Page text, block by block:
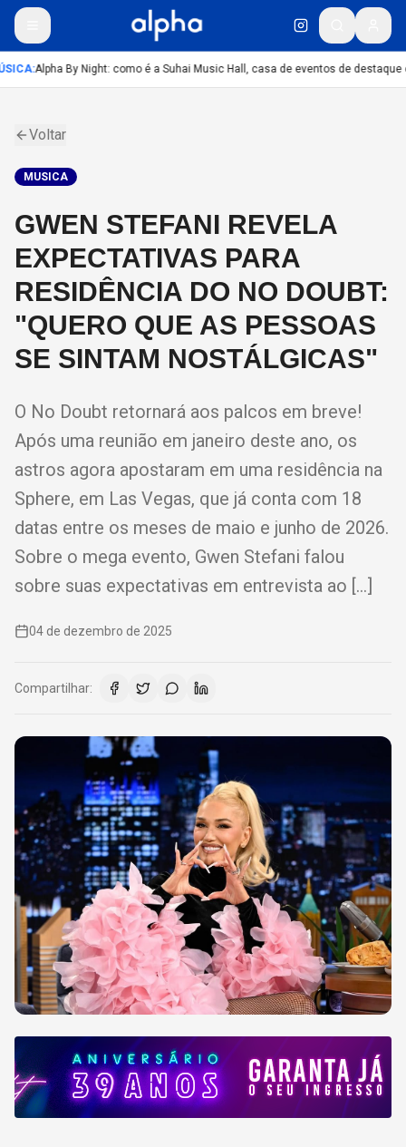
:Alpha By Night: como é a Suhai Music Hall, casa de eventos de destaque
Voltar
MUSICA
GWEN STEFANI REVELA
EXPECTATIVAS PARA
RESIDÊNCIA DO NO DOUBT:
"QUERO QUE AS PESSOAS
SE SINTAM NOSTÁLGICAS"
O No Doubt retornará aos palcos em breve!
Após uma reunião em janeiro deste ano, os
astros agora apostaram em uma residência na
Sphere, em Las Vegas, que já conta com 18
datas entre os meses de maio e junho de 2026.
Sobre o mega evento, Gwen Stefani falou
sobre suas expectativas em entrevista ao […]
04 de dezembro de 2025
Compartilhar: